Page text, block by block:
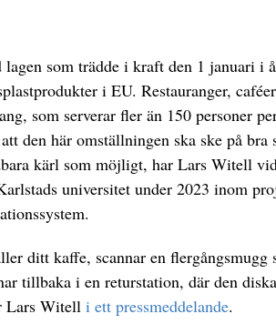
lagen som trädde i kraft den 1 januari i
i EU. Restauranger,
som serverar fler än 150 personer
den här omställningen ska ske på bra
kärl som möjligt, har Lars Witell
universitet under 2023 inom
ditt kaffe, scannar en
tillbaka i en returstation, där den
Lars Witell i ett pressmeddelande.